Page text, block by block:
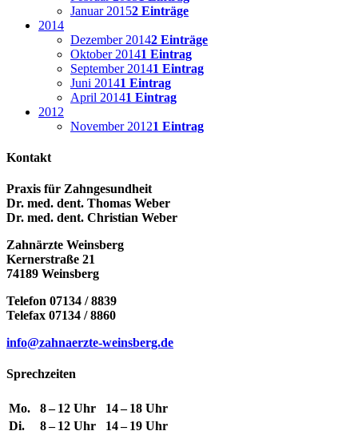
Januar 20152 Einträge
2014
Dezember 20142 Einträge
Oktober 20141 Eintrag
September 20141 Eintrag
Juni 20141 Eintrag
April 20141 Eintrag
2012
November 20121 Eintrag
Kontakt
Praxis für Zahngesundheit
Dr. med. dent. Thomas Weber
Dr. med. dent. Christian Weber
Zahnärzte Weinsberg
Kernerstraße 21
74189 Weinsberg
Telefon 07134 / 8839
Telefax 07134 / 8860
info@zahnaerzte-weinsberg.de
Sprechzeiten
Mo. 8 – 12 Uhr
14 – 18 Uhr
Di.
8 – 12 Uhr
14 – 19 Uhr